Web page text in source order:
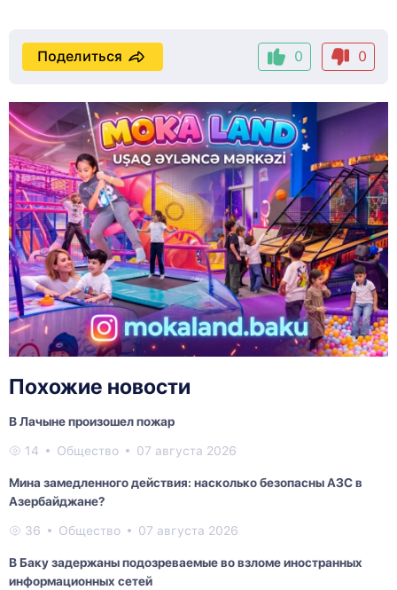
0 0
Поделиться
Похожие новости
В Лачыне произошел пожар
14 Общество 07 августа 2026
Мина замедленного действия: насколько безопасны АЗС в
Азербайджане?
36 Общество 07 августа 2026
В Баку задержаны подозреваемые во взломе иностранных
информационных сетей